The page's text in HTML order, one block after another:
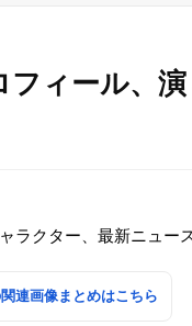
ィール、演
ラクター、最新ニュー
連画像まとめはこちら